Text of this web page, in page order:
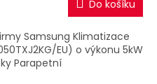
A
Do košíku
Samsung Klimatizace
EU) o výkonu 5kW
Parapetní